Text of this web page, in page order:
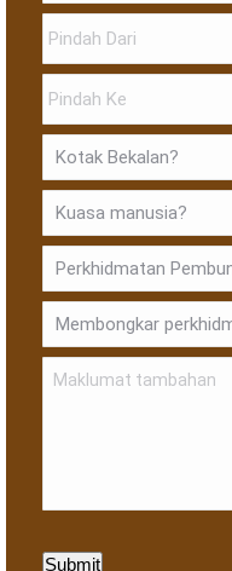
Submit